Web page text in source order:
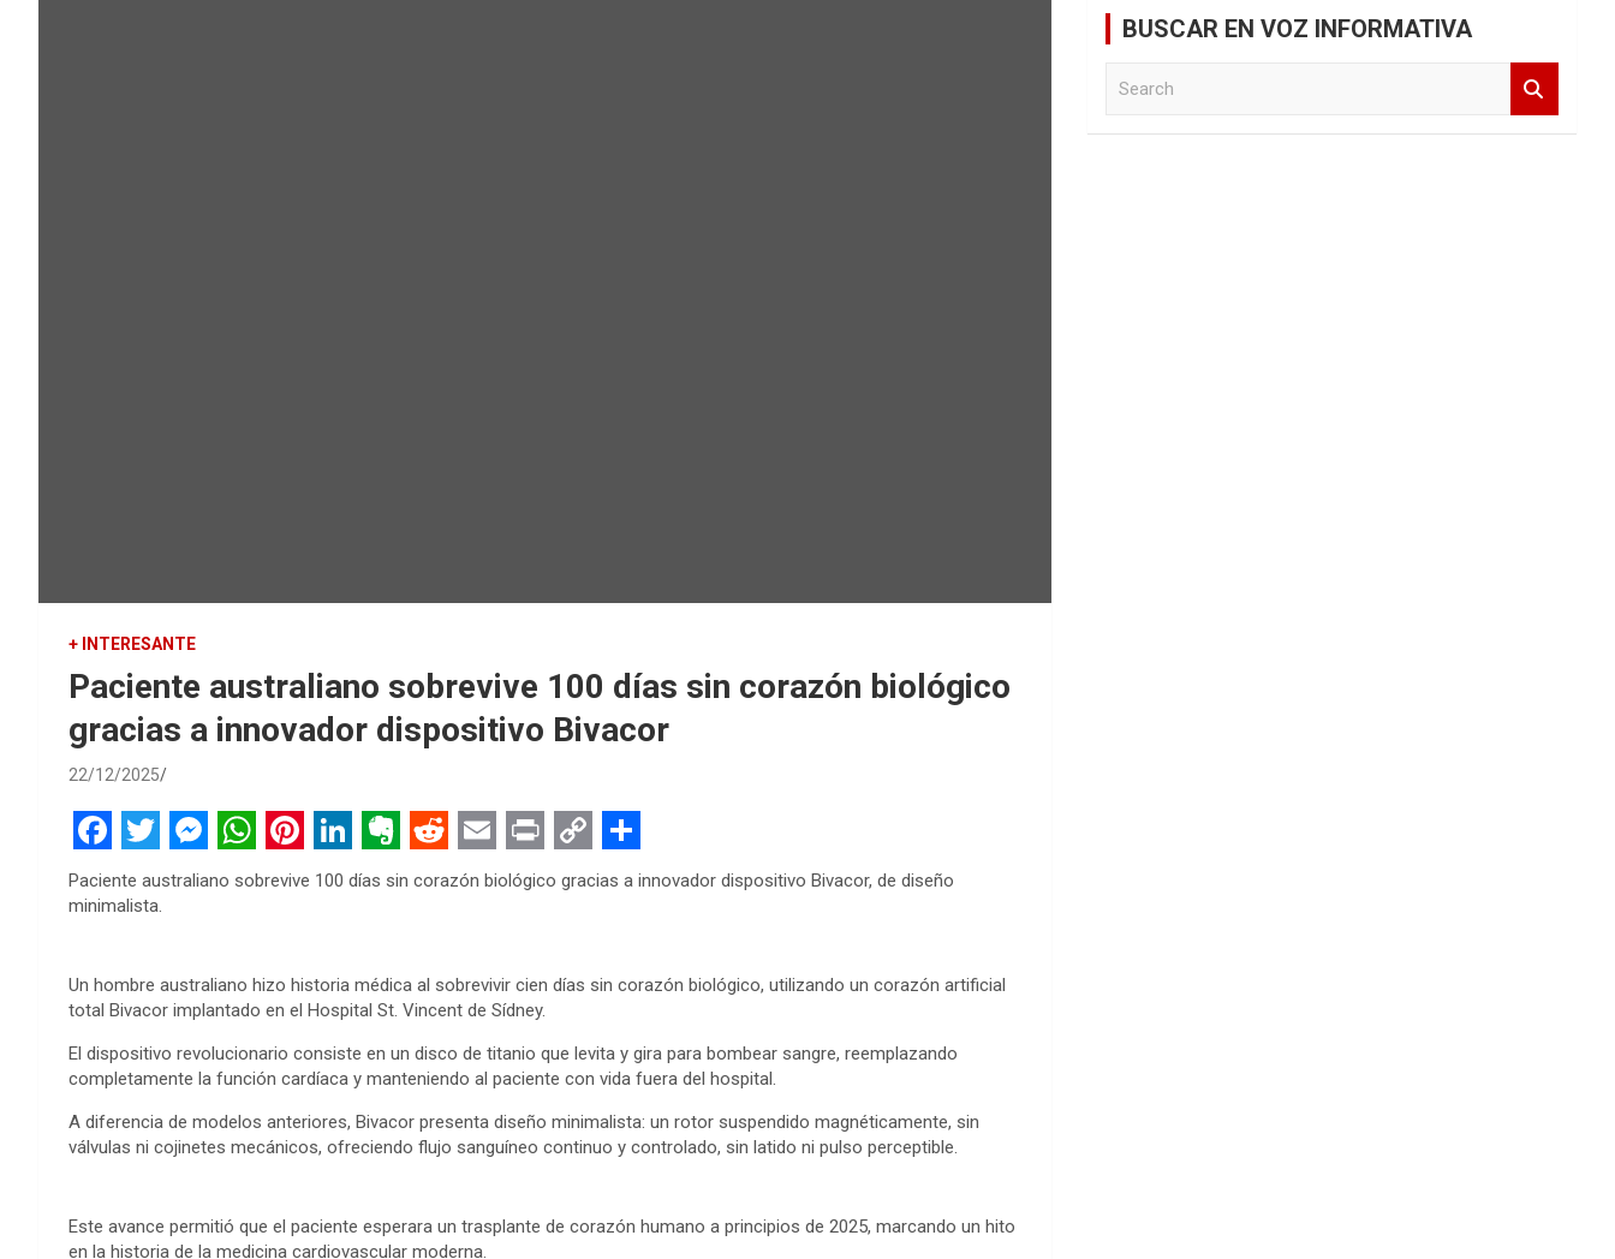
+ INTERESANTE
Paciente australiano sobrevive 100 días sin corazón biológico
gracias a innovador dispositivo Bivacor
22/12/2025
F
a
e
b
o
o
k
T
w
t
t
e
r
M
s
e
n
g
e
W
t
s
A
p
p
P
t
e
r
e
s
L
k
e
d
I
n
E
r
n
o
t
e
R
d
i
t
E
i
l
P
n
t
C
y
i
n
k
S
r
Paciente australiano sobrevive 100 días sin corazón biológico gracias a innovador dispositivo Bivacor, de diseño
minimalista.
Un hombre australiano hizo historia médica al sobrevivir cien días sin corazón biológico, utilizando un corazón artificial
total Bivacor implantado en el Hospital St. Vincent de Sídney.
El dispositivo revolucionario consiste en un disco de titanio que levita y gira para bombear sangre, reemplazando
completamente la función cardíaca y manteniendo al paciente con vida fuera del hospital.
A diferencia de modelos anteriores, Bivacor presenta diseño minimalista: un rotor suspendido magnéticamente, sin
válvulas ni cojinetes mecánicos, ofreciendo flujo sanguíneo continuo y controlado, sin latido ni pulso perceptible.
Este avance permitió que el paciente esperara un trasplante de corazón humano a principios de 2025, marcando un hito
en la historia de la medicina cardiovascular moderna.
BUSCAR EN VOZ INFORMATIVA